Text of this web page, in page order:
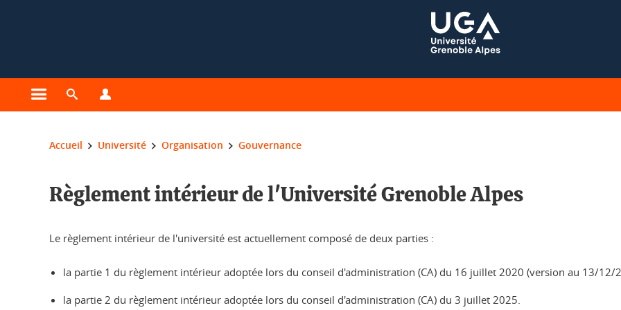
Ouvrir le menu principal
Ouvrir le moteur de recherche
Vous êtes ici :
Accueil Université Organisation Gouvernance
Règlement intérieur de l'Université Grenoble Alpes
Le règlement intérieur de l'université est actuellement composé de deux parties :
la partie 1 du règlement intérieur adoptée lors du conseil d'administration (CA) du 16 juillet 2020 (version au 13/12/
la partie 2 du règlement intérieur adoptée lors du conseil d'administration (CA) du 3 juillet 2025.